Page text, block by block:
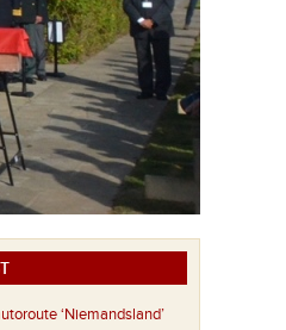
‘Niemandsland’